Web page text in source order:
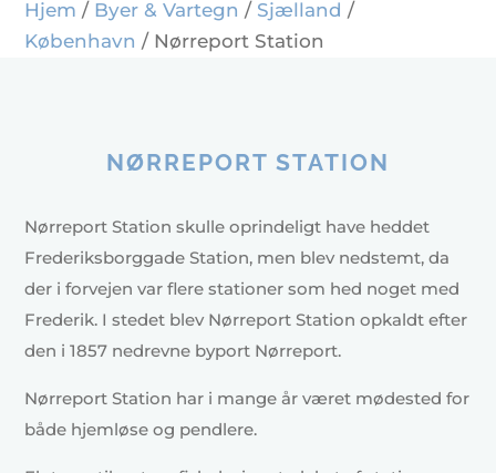
Hjem / Byer & Vartegn / Sjælland /
København / Nørreport Station
NØRREPORT STATION
Nørreport Station skulle oprindeligt have heddet
Frederiksborggade Station, men blev nedstemt, da
der i forvejen var flere stationer som hed noget med
Frederik. I stedet blev Nørreport Station opkaldt efter
den i 1857 nedrevne byport Nørreport.
Nørreport Station har i mange år været mødested for
både hjemløse og pendlere.